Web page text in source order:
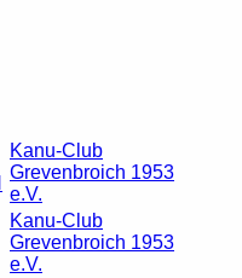
Kanu-Club
Grevenbroich 1953
e.V.
Kanu-Club
Grevenbroich 1953
e.V.